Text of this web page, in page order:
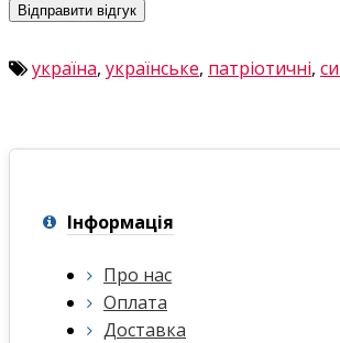
Відправити відгук
україна, українське, патріотичні,
Інформація
Про нас
Оплата
Доставка